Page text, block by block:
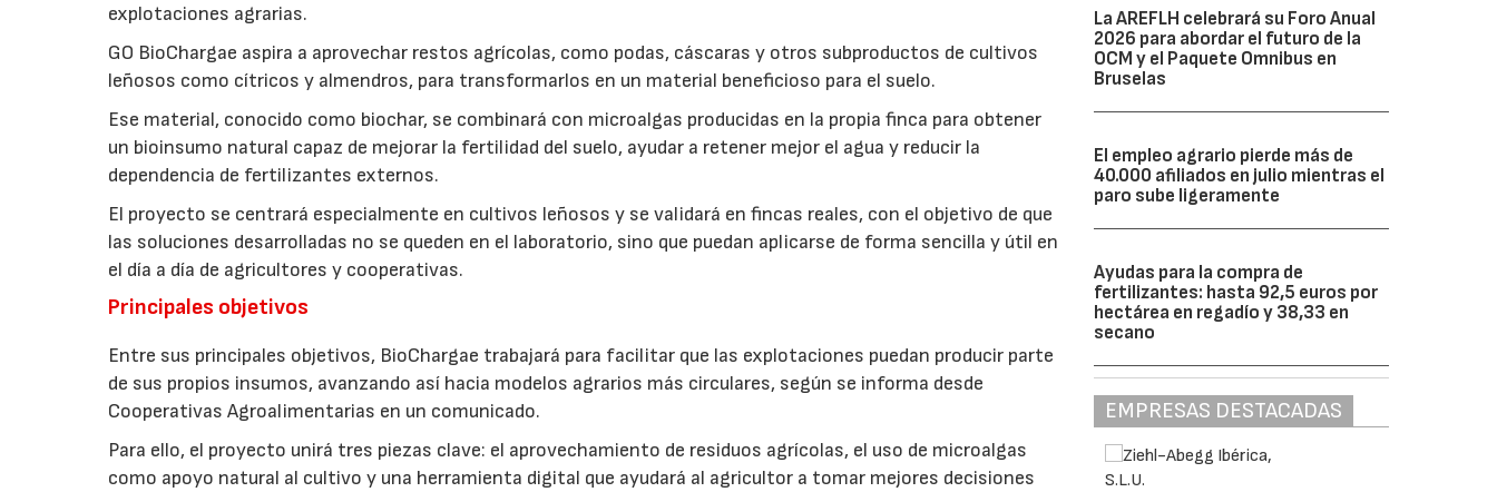
explotaciones agrarias.
GO BioChargae aspira a aprovechar restos agrícolas, como podas, cáscaras y otros subproductos de cultivos
leñosos como cítricos y almendros, para transformarlos en un material beneficioso para el suelo.
Ese material, conocido como biochar, se combinará con microalgas producidas en la propia finca para obtener
un bioinsumo natural capaz de mejorar la fertilidad del suelo, ayudar a retener mejor el agua y reducir la
dependencia de fertilizantes externos.
El proyecto se centrará especialmente en cultivos leñosos y se validará en fincas reales, con el objetivo de que
las soluciones desarrolladas no se queden en el laboratorio, sino que puedan aplicarse de forma sencilla y útil en
el día a día de agricultores y cooperativas.
Principales objetivos
Entre sus principales objetivos, BioChargae trabajará para facilitar que las explotaciones puedan producir parte
de sus propios insumos, avanzando así hacia modelos agrarios más circulares, según se informa desde
Cooperativas Agroalimentarias en un comunicado.
Para ello, el proyecto unirá tres piezas clave: el aprovechamiento de residuos agrícolas, el uso de microalgas
como apoyo natural al cultivo y una herramienta digital que ayudará al agricultor a tomar mejores decisiones
La AREFLH celebrará su Foro Anual
2026 para abordar el futuro de la
OCM y el Paquete Omnibus en
Bruselas
El empleo agrario pierde más de
40.000 afiliados en julio mientras el
paro sube ligeramente
Ayudas para la compra de
fertilizantes: hasta 92,5 euros por
hectárea en regadío y 38,33 en
secano
EMPRESAS DESTACADAS